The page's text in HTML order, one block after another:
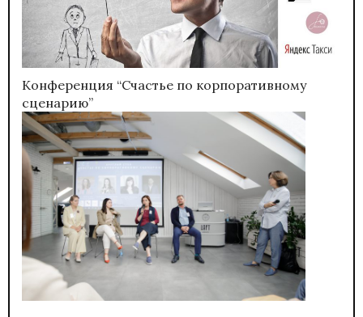
Конференция “Счастье по корпоративному
сценарию”